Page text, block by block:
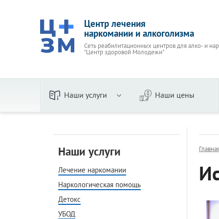
Центр лечения
наркомании и алкоголизма
Сеть реабилитационных центров для алко- и
"Центр здоровой Молодежи"
Наши услуги
Детокс
УБОД
Кодирование
В стационаре
Наши цены
Наши услуги
Лечение наркомании
Наркологическая помощь
Детокс
УБОД